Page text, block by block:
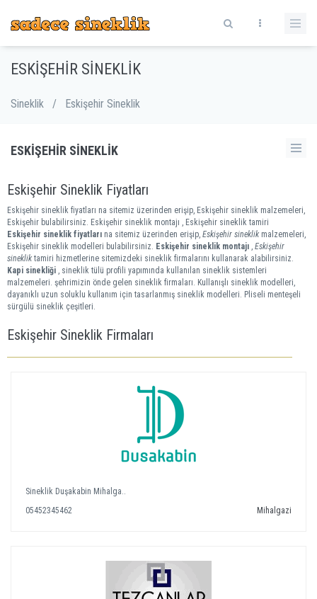
ESKIŞEHIR SINEKLIK
Sineklik / Eskişehir Sineklik
ESKIŞEHIR SINEKLIK
Eskişehir Sineklik Fiyatları
Eskişehir sineklik fiyatları na sitemiz üzerinden erişip, Eskişehir sineklik malzemeleri,
Eskişehir bulabilirsiniz. Eskişehir sineklik montajı , Eskişehir sineklik tamiri
Eskişehir sineklik fiyatları na sitemiz üzerinden erişip, Eskişehir sineklik malzemeleri,
Eskişehir sineklik modelleri bulabilirsiniz. Eskişehir sineklik montajı , Eskişehir
sineklik tamiri hizmetlerine sitemizdeki sineklik firmalarını kullanarak alabilirsiniz.
Kapi sinekliği , sineklik tülü profili yapımında kullanılan sineklik sistemleri
malzemeleri. şehrimizin önde gelen sineklik firmaları. Kullanışlı sineklik modelleri,
dayanıklı uzun soluklu kullanım için tasarlanmış sineklik modelleri. Pliseli menteşeli
sürgülü sineklik çeşitleri.
Eskişehir Sineklik Firmaları
Sineklik Duşakabin Mihalga..
05452345462
Mihalgazi